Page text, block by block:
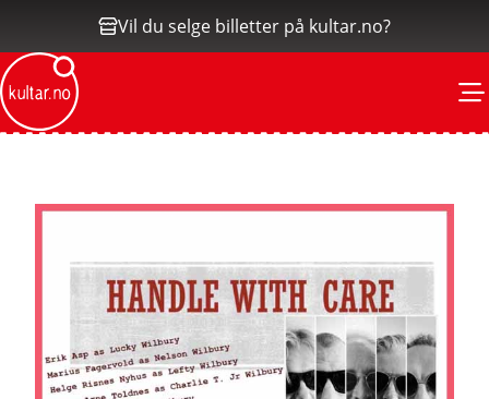
Vil du selge billetter på kultar.no?